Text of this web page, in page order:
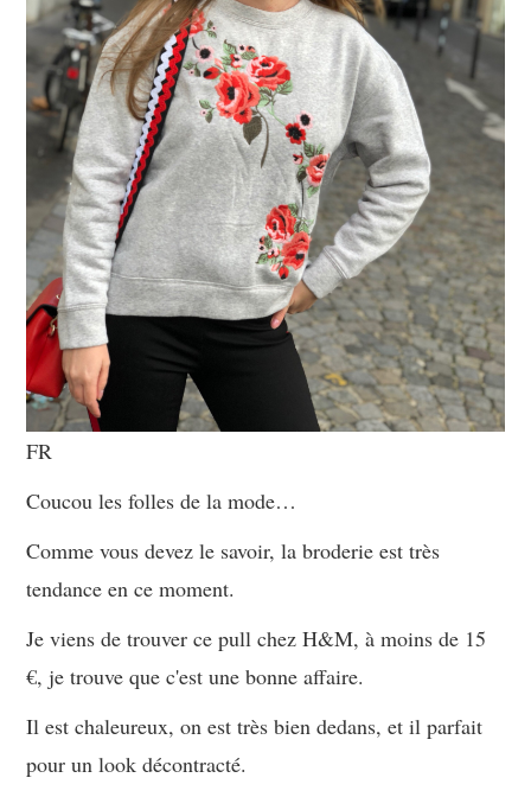
GRAIN DE FOLIE ET MES
PETITS TUYAUX…
FR
Coucou les folles de la mode…
Comme vous devez le savoir, la broderie est très
tendance en ce moment.
Je viens de trouver ce pull chez H&M, à moins de 15
€, je trouve que c'est une bonne affaire.
Il est chaleureux, on est très bien dedans, et il parfait
pour un look décontracté.